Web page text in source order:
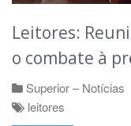
Leitores:
o combate à
Superior – Notícias
leitores